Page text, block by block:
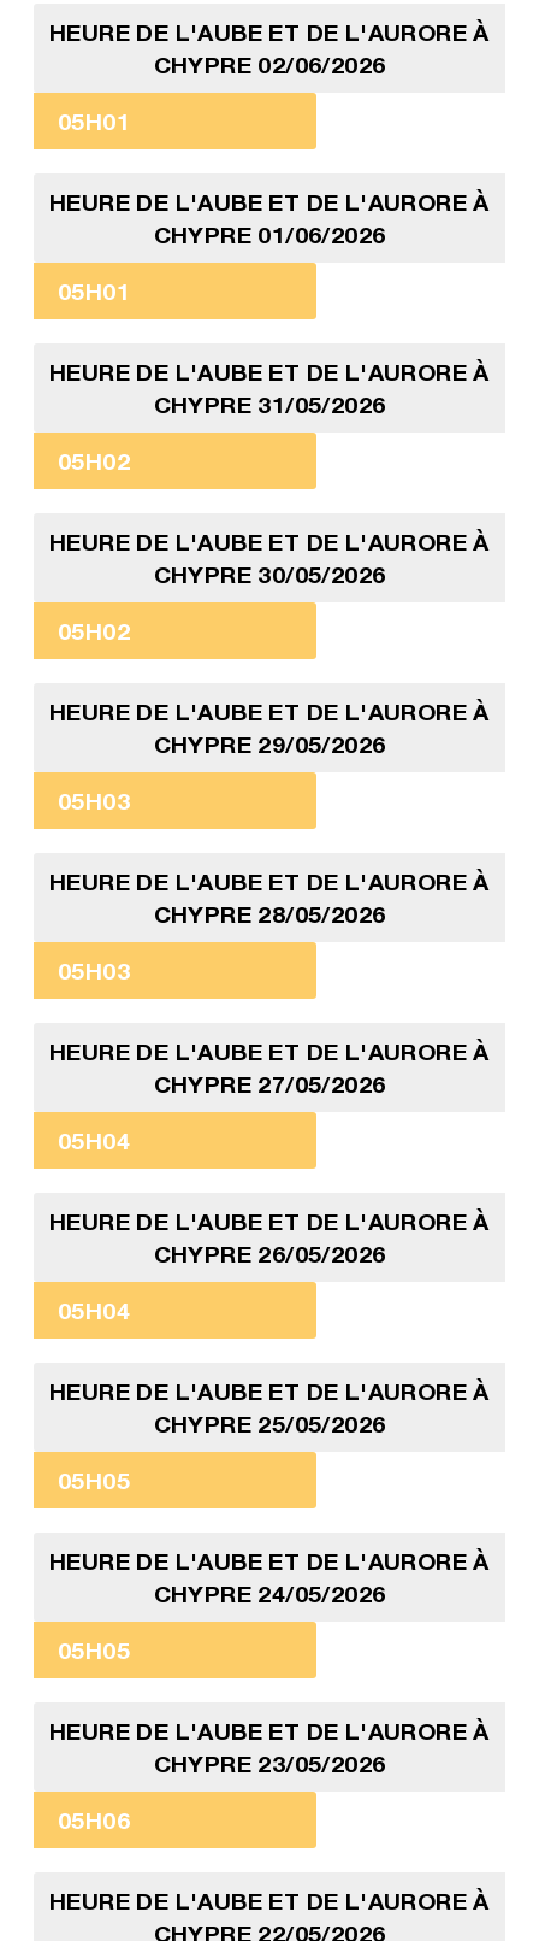
HEURE DE L'AUBE ET DE L'AURORE À
CHYPRE 02/06/2026
05H01
HEURE DE L'AUBE ET DE L'AURORE À
CHYPRE 01/06/2026
05H01
HEURE DE L'AUBE ET DE L'AURORE À
CHYPRE 31/05/2026
05H02
HEURE DE L'AUBE ET DE L'AURORE À
CHYPRE 30/05/2026
05H02
HEURE DE L'AUBE ET DE L'AURORE À
CHYPRE 29/05/2026
05H03
HEURE DE L'AUBE ET DE L'AURORE À
CHYPRE 28/05/2026
05H03
HEURE DE L'AUBE ET DE L'AURORE À
CHYPRE 27/05/2026
05H04
HEURE DE L'AUBE ET DE L'AURORE À
CHYPRE 26/05/2026
05H04
HEURE DE L'AUBE ET DE L'AURORE À
CHYPRE 25/05/2026
05H05
HEURE DE L'AUBE ET DE L'AURORE À
CHYPRE 24/05/2026
05H05
HEURE DE L'AUBE ET DE L'AURORE À
CHYPRE 23/05/2026
05H06
HEURE DE L'AUBE ET DE L'AURORE À
CHYPRE 22/05/2026